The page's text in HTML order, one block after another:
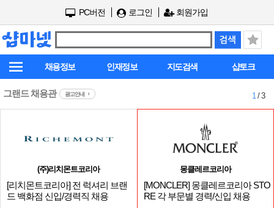
PC버전 로그인 회원가입
채용정보 인재정보 지도검색 샵토크
그랜드 채용관 광고안내 1/ 3
(주)리치몬트코리아
[리치몬트코리아] 전 럭셔리 브랜
드 백화점 신입/경력직 채용
몽클레르코리아
[MONCLER] 몽클레르코리아 STO
RE 각 부문별 경력/신입 채용